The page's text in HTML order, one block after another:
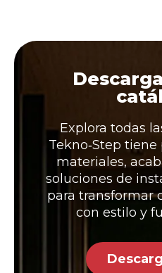
Explora todas
Tekno‑Step
materiales,
soluciones de
para transformar
con estilo y